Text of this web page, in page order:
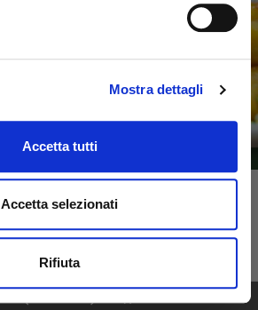
Mostra dettagli
Accetta tutti
Accetta selezionati
Rifiuta